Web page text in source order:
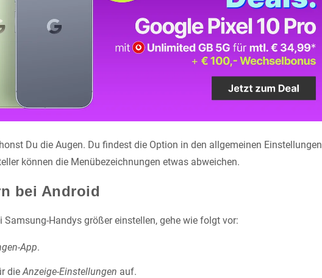
Du die Augen. Du findest die Option in den allgemeinen Einstellungen
können die Menübezeichnungen etwas abweichen.
bei Android
Handys größer einstellen, gehe wie folgt vor:
App.
dieAnzeige-Einstellungen auf.